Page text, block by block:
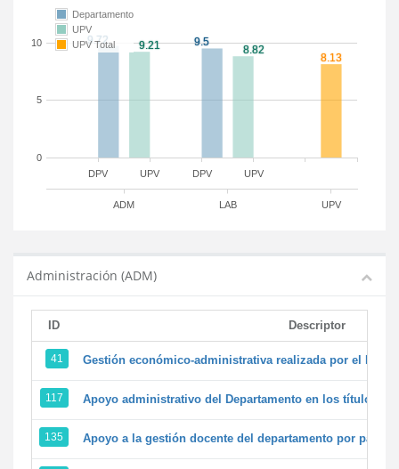
DPV DPV
UPV UPV
ADM LAB UPV
0
5
10
Departamento
UPV
UPV Total
Administración (ADM)
ID Descriptor
41 Gestión económico-administrativa realizada por el
117 Apoyo administrativo del Departamento en los títulos de
135 Apoyo a la gestión docente del departamento por parte